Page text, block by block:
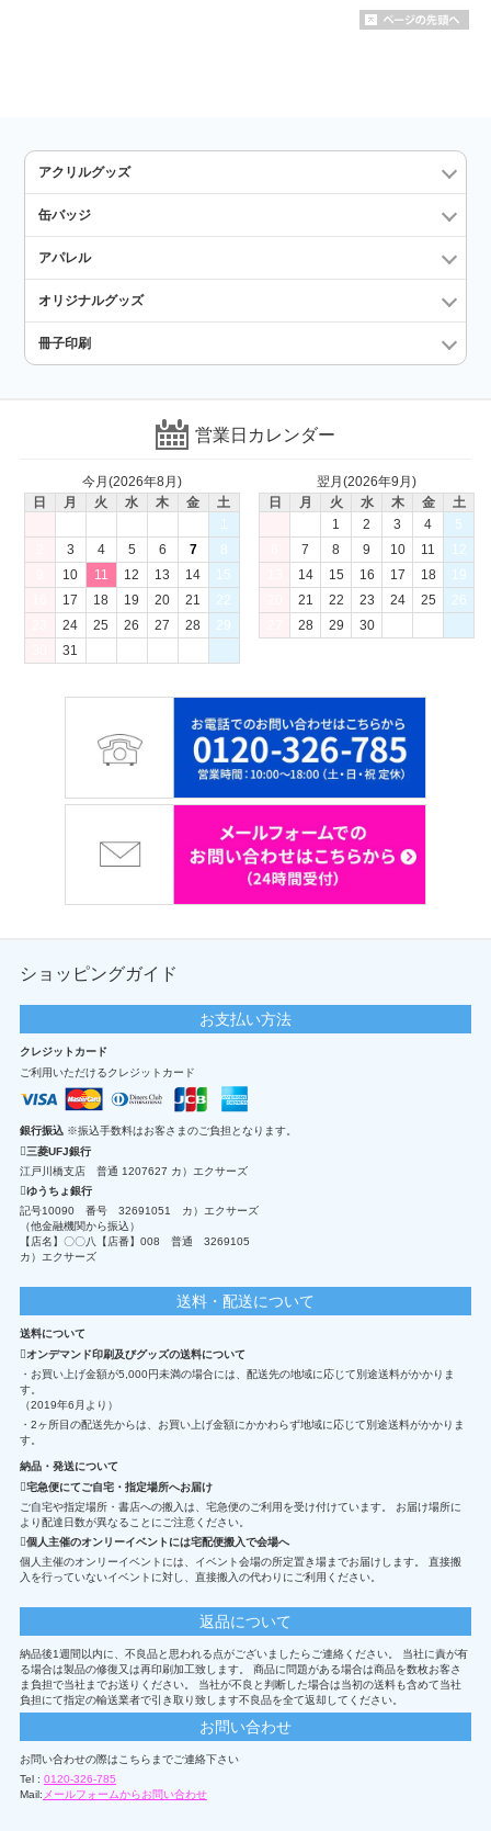
アクリルグッズ
缶バッジ
アパレル
オリジナルグッズ
冊子印刷
営業日カレンダー
今月(2026年8月)
日
月 火 水 木 金
土
1
3 4 5 6 7
8
10 11 12 13 14
15
17 18 19 20 21
22
24 25 26 27 28
29
31
翌月(2026年9月)
日
月 火 水 木 金
土
1
2 3 4
5
7 8 9 10 11
12
14 15 16 17 18
19
21 22 23 24 25
26
28 29 30
ショッピングガイド
お支払い方法
クレジットカード
ご利用いただけるクレジットカード
銀行振込 ※振込手数料はお客さまのご負担となります。
三菱UFJ銀行
江戸川橋支店 普通 1207627 カ）エクサーズ
ゆうちょ銀行
記号10090 番号 32691051 カ）エクサーズ
（他金融機関から振込）
【店名】〇〇八【店番】008 普通 3269105
カ）エクサーズ
送料・配送について
送料について
オンデマンド印刷及びグッズの送料について
・お買い上げ金額が5,000円未満の場合には、配送先の地域に応じて別途送料がかかりま
す。
（2019年6月より）
・2ヶ所目の配送先からは、お買い上げ金額にかかわらず地域に応じて別途送料がかかりま
す。
納品・発送について
宅急便にてご自宅・指定場所へお届け
ご自宅や指定場所・書店への搬入は、宅急便のご利用を受け付けています。 お届け場所に
より配達日数が異なることにご注意ください。
個人主催のオンリーイベントには宅配便搬入で会場へ
個人主催のオンリーイベントには、イベント会場の所定置き場までお届けします。 直接搬
入を行っていないイベントに対し、直接搬入の代わりにご利用ください。
返品について
納品後1週間以内に、不良品と思われる点がございましたらご連絡ください。 当社に責が有
る場合は製品の修復又は再印刷加工致します。 商品に問題がある場合は商品を数枚お客さ
ま負担で当社までお送りください。 当社が不良と判断した場合は当初の送料も含めて当社
負担にて指定の輸送業者で引き取り致します不良品を全て返却してください。
お問い合わせ
お問い合わせの際はこちらまでご連絡下さい
Tel : 0120-326-785
Mail: メールフォームからお問い合わせ